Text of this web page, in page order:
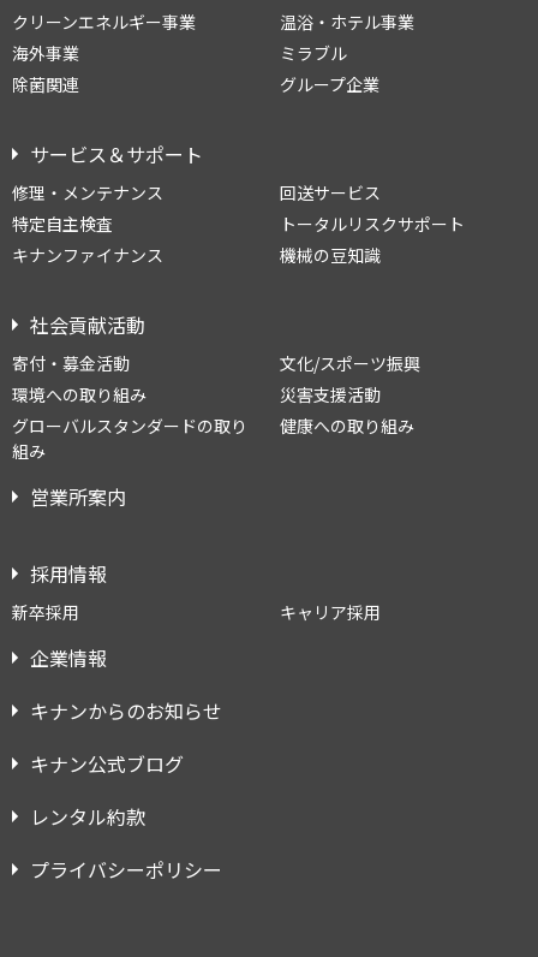
クリーンエネルギー事業
温浴・ホテル事業
海外事業
ミラブル
除菌関連
グループ企業
サービス＆サポート
修理・メンテナンス
回送サービス
特定自主検査
トータルリスクサポート
キナンファイナンス
機械の豆知識
社会貢献活動
寄付・募金活動
文化/スポーツ振興
環境への取り組み
災害支援活動
グローバルスタンダードの取り
組み
健康への取り組み
営業所案内
採用情報
新卒採用 キャリア採用
企業情報
キナンからのお知らせ
キナン公式ブログ
レンタル約款
プライバシーポリシー